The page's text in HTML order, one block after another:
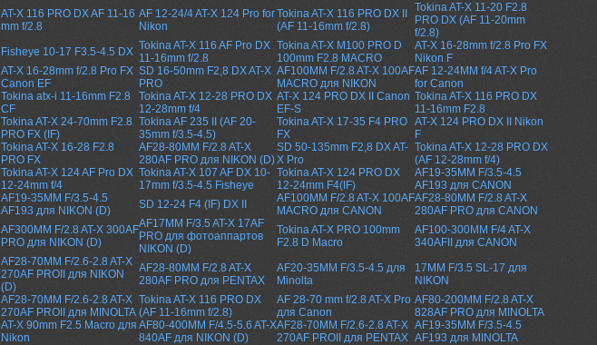
AT-X 116 PRO DX AF 11-16
mm f/2.8
AF 12-24/4 AT-X 124 Pro for
Nikon
Tokina AT-X 116 PRO DX II
(AF 11-16mm f/2.8)
Tokina AT-X 11-20 F2.8
PRO DX (AF 11-20mm
f/2.8)
Fisheye 10-17 F3.5-4.5 DX Tokina AT-X 116 AF Pro DX
11-16mm f/2.8
Tokina AT-X M100 PRO D
100mm F2.8 MACRO
AT-X 16-28mm f/2.8 Pro FX
Nikon F
AT-X 16-28mm f/2.8 Pro FX
Canon EF
SD 16-50mm F2,8 DX AT-X
PRO
AF100MM F/2.8 AT-X 100AF
MACRO для NIKON
AF 12-24MM f/4 AT-X Pro
for Canon
Tokina atx-i 11-16mm F2.8
CF
Tokina AT-X 12-28 PRO DX
12-28mm f/4
AT-X 124 PRO DX II Canon
EF-S
Tokina AT-X 116 PRO DX
11-16mm F2.8
Tokina AT-X 24-70mm F2.8
PRO FX (IF)
Tokina AF 235 II (AF 20-
35mm f/3.5-4.5)
Tokina AT-X 17-35 F4 PRO
FX
AT-X 124 PRO DX II Nikon
F
Tokina AT-X 16-28 F2.8
PRO FX
AF28-80MM F/2.8 AT-X
280AF PRO для NIKON (D)
SD 50-135mm F2,8 DX AT-
X Pro
Tokina AT-X 12-28 PRO DX
(AF 12-28mm f/4)
Tokina AT-X 124 AF Pro DX
12-24mm f/4
Tokina AT-X 107 AF DX 10-
17mm f/3.5-4.5 Fisheye
Tokina AT-X 124 PRO DX
12-24mm F4(IF)
AF19-35MM F/3.5-4.5
AF193 для CANON
AF19-35MM F/3.5-4.5
AF193 для NIKON (D)
SD 12-24 F4 (IF) DX II
AF100MM F/2.8 AT-X 100AF
MACRO для CANON
AF28-80MM F/2.8 AT-X
280AF PRO для CANON
AF300MM F/2.8 AT-X 300AF
PRO для NIKON (D)
AF17MM F/3.5 AT-X 17AF
PRO для фотоаппартов
NIKON (D)
Tokina AT-X PRO 100mm
F2.8 D Macro
AF100-300MM F/4 AT-X
340AFII для CANON
AF28-70MM F/2.6-2.8 AT-X
270AF PROII для NIKON
(D)
AF28-80MM F/2.8 AT-X
280AF PRO для PENTAX
AF20-35MM F/3.5-4.5 для
Minolta
17MM F/3.5 SL-17 для
NIKON
AF28-70MM F/2.6-2.8 AT-X
270AF PROII для MINOLTA
Tokina AT-X 116 PRO DX
(AF 11-16mm f/2.8)
AF 28-70 mm f/2.8 AT-X Pro
для Canon
AF80-200MM F/2.8 AT-X
828AF PRO для MINOLTA
AT-X 90mm F2.5 Macro для
Nikon
AF80-400MM F/4.5-5.6 AT-X
840AF для NIKON (D)
AF28-70MM F/2.6-2.8 AT-X
270AF PROII для PENTAX
AF19-35MM F/3.5-4.5
AF193 для MINOLTA